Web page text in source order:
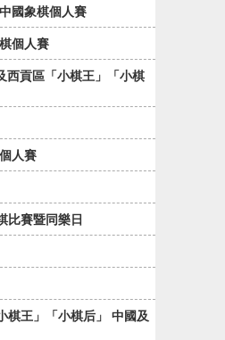
國象棋個人賽
個人賽
西貢區「小棋王」「小棋
人賽
比賽暨同樂日
棋王」「小棋后」 中國及